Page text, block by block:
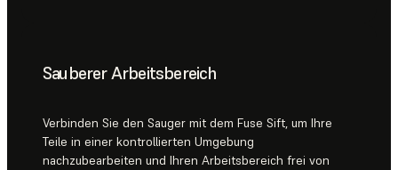
Sauberer Arbeitsbereich
Verbinden Sie den Sauger mit dem Fuse Sift, um Ihre
Teile in einer kontrollierten Umgebung
nachzubearbeiten und Ihren Arbeitsbereich frei von